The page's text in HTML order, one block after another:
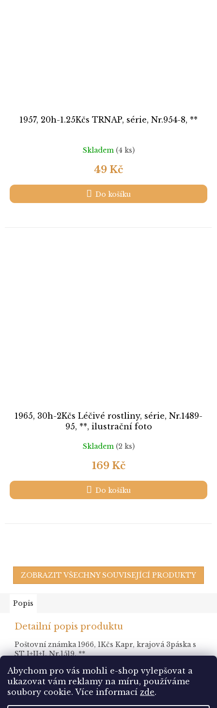
Abychom pro vás mohli e-shop vylepšovat a
ukazovat vám reklamy na míru, používáme
soubory cookie. Více informací zde.
1957, 20h-1.25Kčs TRNAP, série, Nr.954-8, **
Skladem (4 ks)
49 Kč
Do košíku
1965, 30h-2Kčs Léčivé rostliny, série, Nr.1489-
95, **, ilustrační foto
Skladem (2 ks)
169 Kč
Do košíku
ZOBRAZIT VŠECHNY SOUVISEJÍCÍ PRODUKTY
Popis
Detailní popis produktu
Poštovní známka 1966, 1Kčs Kapr, krajová 3páska s
ST I+II+I, Nr.1519, **